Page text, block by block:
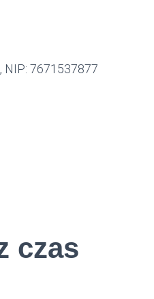
, NIP: 7671537877
czas